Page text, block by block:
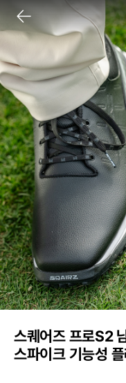
스퀘어즈 프로S2
스파이크 기능성